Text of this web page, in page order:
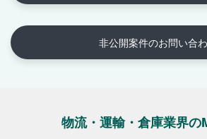
非公開案件のお問い合
物流・運輸・倉庫業界の